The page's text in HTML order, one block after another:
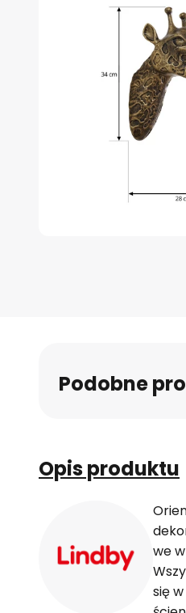
Podobne
Opis produktu
we
się